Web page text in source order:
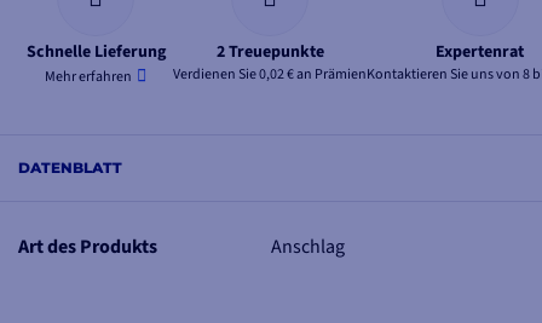
Schnelle Lieferung
Mehr erfahren
2 Treuepunkte
Verdienen Sie 0,02 € an Prämien
Expertenrat
Kontaktieren Sie uns von 8
DATENBLATT
Art des Produkts Anschlag